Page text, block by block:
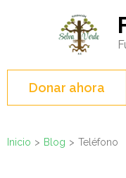
(presione
Entrar)Donar ahora
Inicio > Blog > Teléfono